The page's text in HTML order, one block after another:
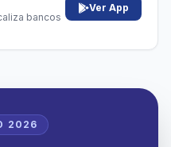
bancos
Ver App
2026